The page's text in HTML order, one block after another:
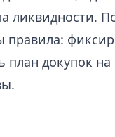
ликвидности.
правила:
план докупок